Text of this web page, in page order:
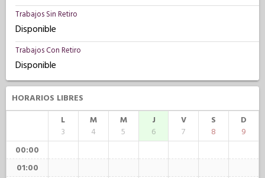
Trabajos Sin Retiro
Disponible
Trabajos Con Retiro
Disponible
HORARIOS LIBRES
L
3
M
4
M
5
J
6
V
7
S
8
D
9
00:00
01:00